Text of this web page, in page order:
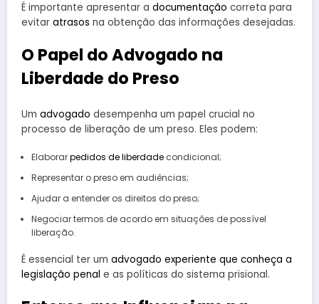
É importante apresentar a documentação correta para
evitar atrasos na obtenção das informações desejadas.
O Papel do Advogado na
Liberdade do Preso
Um advogado desempenha um papel crucial no
processo de liberação de um preso. Eles podem:
Elaborarpedidos de liberdadecondicional;
Representar o preso em audiências;
Ajudar a entender os direitos do preso;
Negociar termos de acordo em situações de possível
liberação.
É essencial ter um advogado experiente que conheça a
legislação penal e as políticas do sistema prisional.